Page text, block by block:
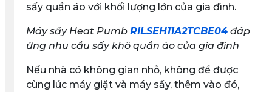
sấy quần áo với khối lượng lớn của gia đình.
Máy sấy Heat Pumb RILSEH11A2TCBE04đáp
ứng nhu cầu sấy khô quần áo của gia đình
Nếu nhà có không gian nhỏ, không để được
cùng lúc máy giặt và máy sấy, thêm vào đó,